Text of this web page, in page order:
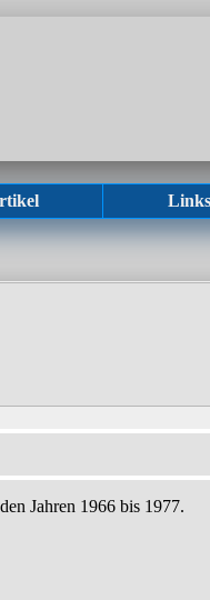
Links
Jahren 1966 bis 1977.